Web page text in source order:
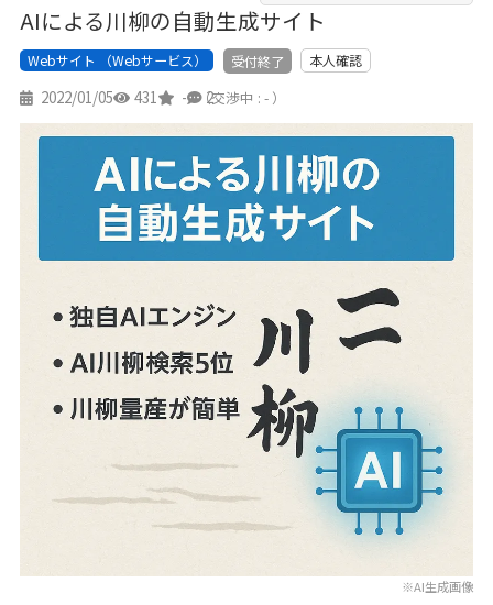
AIによる川柳の自動生成サイト
Webサイト （Webサービス） 受付終了 本人確認
2022/01/05 431 - 2
（交渉中 : - ）
※AI生成画像